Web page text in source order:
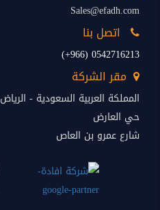
Sales@efadh.com
اتصل بنا
0542716213 (966+)
مقر الشركة
المملكة العربية السعودية - الرياض
حي العارض
شارع عمرو بن العاص